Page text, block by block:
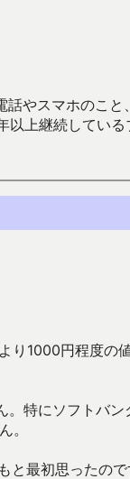
やスマホのこ
以上継続して
り1000円程度の
特にソフトバン
。
と最初思ったの